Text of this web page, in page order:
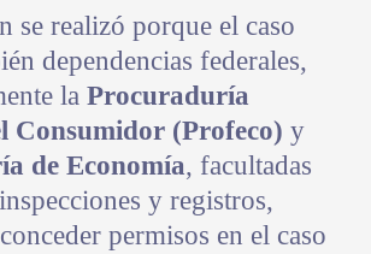
se realizó porque el caso
dependencias federales,
la Procuraduría
Consumidor (Profeco) y
de Economía, facultadas
y registros,
permisos en el caso